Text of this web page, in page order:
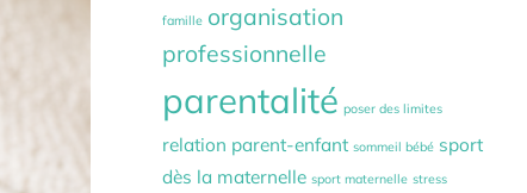
famille organisation
professionnelle
parentalité poser des limites
relation parent-enfant sommeil bébé sport
dès la maternelle sport maternelle stress